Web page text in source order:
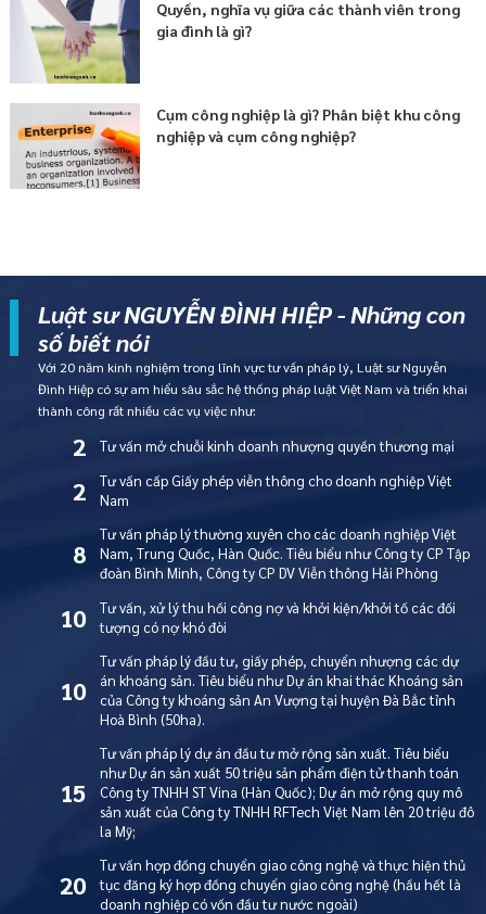
Quyền, nghĩa vụ giữa các thành viên trong
gia đình là gì?
Cụm công nghiệp là gì? Phân biệt khu công
nghiệp và cụm công nghiệp?
Luật sư NGUYỄN ĐÌNH HIỆP - Những con
số biết nói
Với 20 năm kinh nghiệm trong lĩnh vực tư vấn pháp lý, Luật sư Nguyễn
Đình Hiệp có sự am hiểu sâu sắc hệ thống pháp luật Việt Nam và triển khai
thành công rất nhiều các vụ việc như:
2 Tư vấn mở chuỗi kinh doanh nhượng quyền thương mại
2
Tư vấn cấp Giấy phép viễn thông cho doanh nghiệp Việt
Nam
8
Tư vấn pháp lý thường xuyên cho các doanh nghiệp Việt
Nam, Trung Quốc, Hàn Quốc. Tiêu biểu như Công ty CP Tập
đoàn Bình Minh, Công ty CP DV Viễn thông Hải Phòng
10
Tư vấn, xử lý thu hồi công nợ và khởi kiện/khởi tố các đối
tượng có nợ khó đòi
10
Tư vấn pháp lý đầu tư, giấy phép, chuyển nhượng các dự
án khoáng sản. Tiêu biểu như Dự án khai thác Khoáng sản
của Công ty khoáng sản An Vượng tại huyện Đà Bắc tỉnh
Hoà Bình (50ha).
15
Tư vấn pháp lý dự án đầu tư mở rộng sản xuất. Tiêu biểu
như Dự án sản xuất 50 triệu sản phẩm điện tử thanh toán
Công ty TNHH ST Vina (Hàn Quốc); Dự án mở rộng quy mô
sản xuất của Công ty TNHH RFTech Việt Nam lên 20 triệu đô
la Mỹ;
20
Tư vấn hợp đồng chuyển giao công nghệ và thực hiện thủ
tục đăng ký hợp đồng chuyển giao công nghệ (hầu hết là
doanh nghiệp có vốn đầu tư nước ngoài)